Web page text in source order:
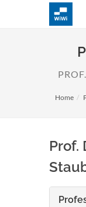
Home
Prof.